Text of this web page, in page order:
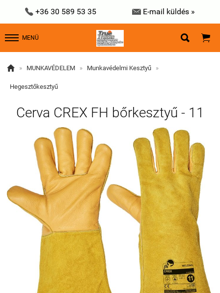
 +36 30 589 53 35  E-mail küldés »
MENÜ  
 » MUNKAVÉDELEM » Munkavédelmi Kesztyű »
Hegesztőkesztyű
Cerva CREX FH bőrkesztyű - 11